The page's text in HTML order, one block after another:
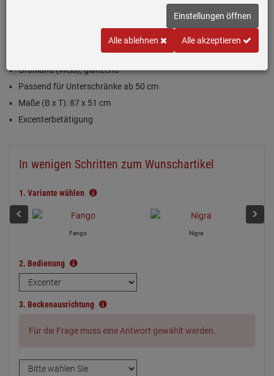
Inklusive 5 Jahre Garantie
Grönland (Weiß), glänzend
Passend für Unterschränke ab 50 cm
Maße (B x T): 87 x 51 cm
Excenterbetätigung
In wenigen Schritten zum Wunschartikel
1. Variante wählen
Fango Nigra
2. Bedienung
3. Beckenausrichtung
Für die Frage muss eine Antwort gewählt werden.
Einstellungen öffnen
Alle ablehnen Alle akzeptieren